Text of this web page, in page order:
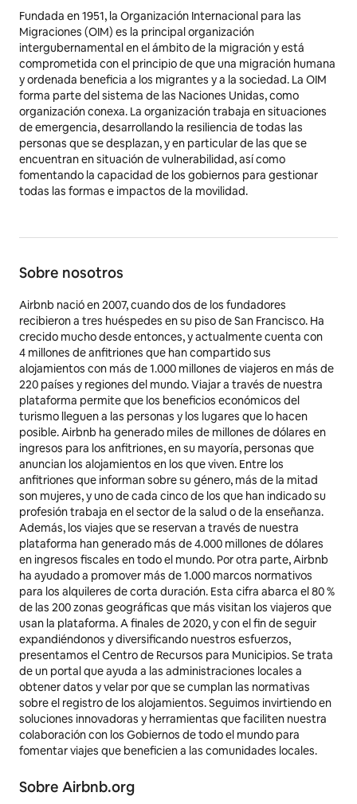
Fundada en 1951, la Organización Internacional para las
Migraciones (OIM) es la principal organización
intergubernamental en el ámbito de la migración y está
comprometida con el principio de que una migración humana
y ordenada beneficia a los migrantes y a la sociedad. La OIM
forma parte del sistema de las Naciones Unidas, como
organización conexa. La organización trabaja en situaciones
de emergencia, desarrollando la resiliencia de todas las
personas que se desplazan, y en particular de las que se
encuentran en situación de vulnerabilidad, así como
fomentando la capacidad de los gobiernos para gestionar
todas las formas e impactos de la movilidad.
Sobre nosotros
Airbnb nació en 2007, cuando dos de los fundadores
recibieron a tres huéspedes en su piso de San Francisco. Ha
crecido mucho desde entonces, y actualmente cuenta con
4 millones de anfitriones que han compartido sus
alojamientos con más de 1.000 millones de viajeros en más de
220 países y regiones del mundo. Viajar a través de nuestra
plataforma permite que los beneficios económicos del
turismo lleguen a las personas y los lugares que lo hacen
posible. Airbnb ha generado miles de millones de dólares en
ingresos para los anfitriones, en su mayoría, personas que
anuncian los alojamientos en los que viven. Entre los
anfitriones que informan sobre su género, más de la mitad
son mujeres, y uno de cada cinco de los que han indicado su
profesión trabaja en el sector de la salud o de la enseñanza.
Además, los viajes que se reservan a través de nuestra
plataforma han generado más de 4.000 millones de dólares
en ingresos fiscales en todo el mundo. Por otra parte, Airbnb
ha ayudado a promover más de 1.000 marcos normativos
para los alquileres de corta duración. Esta cifra abarca el 80 %
de las 200 zonas geográficas que más visitan los viajeros que
usan la plataforma. A finales de 2020, y con el fin de seguir
expandiéndonos y diversificando nuestros esfuerzos,
presentamos el Centro de Recursos para Municipios. Se trata
de un portal que ayuda a las administraciones locales a
obtener datos y velar por que se cumplan las normativas
sobre el registro de los alojamientos. Seguimos invirtiendo en
soluciones innovadoras y herramientas que faciliten nuestra
colaboración con los Gobiernos de todo el mundo para
fomentar viajes que beneficien a las comunidades locales.
Sobre Airbnb.org